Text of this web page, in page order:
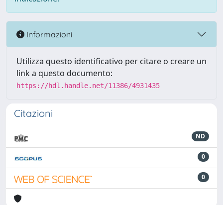
Informazioni
Utilizza questo identificativo per citare o creare un
link a questo documento:
https://hdl.handle.net/11386/4931435
Citazioni
ND
0
0